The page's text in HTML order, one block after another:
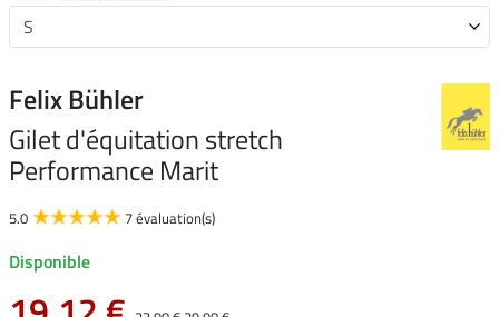
Felix Bühler
Gilet d'équitation stretch
Performance Marit
5.0 7 évaluation(s)
Disponible